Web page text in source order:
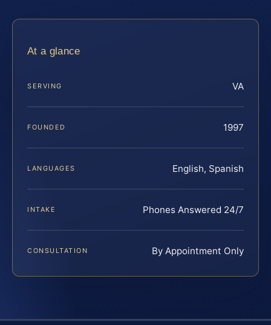
At a glance
SERVING VA
FOUNDED 1997
LANGUAGES English, Spanish
INTAKE Phones Answered 24/7
CONSULTATION By Appointment Only